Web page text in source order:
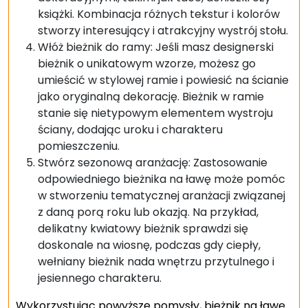
książki. Kombinacja różnych tekstur i kolorów
stworzy interesujący i atrakcyjny wystrój stołu.
Włóż bieżnik do ramy: Jeśli masz designerski
bieżnik o unikatowym wzorze, możesz go
umieścić w stylowej ramie i powiesić na ścianie
jako oryginalną dekorację. Bieżnik w ramie
stanie się nietypowym elementem wystroju
ściany, dodając uroku i charakteru
pomieszczeniu.
Stwórz sezonową aranżację: Zastosowanie
odpowiedniego bieżnika na ławę może pomóc
w stworzeniu tematycznej aranżacji związanej
z daną porą roku lub okazją. Na przykład,
delikatny kwiatowy bieżnik sprawdzi się
doskonale na wiosnę, podczas gdy ciepły,
wełniany bieżnik nada wnętrzu przytulnego i
jesiennego charakteru.